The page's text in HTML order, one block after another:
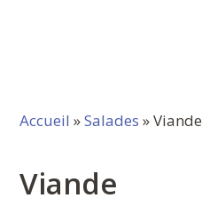
Accueil »Salades » Viande
Viande